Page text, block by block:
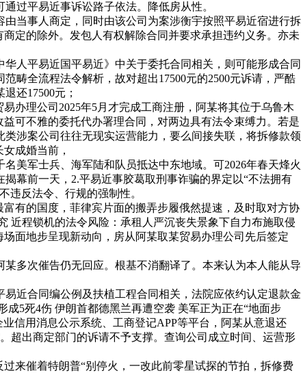
过平易近事诉讼路子依法。降低房从性。
当事人商定，同时由该公司为案涉衡宇按照平易近宿进行拆
定的除外。发包人有权解除合同并要求承担违约义务。亦未
人平易近国平易近》中关于委托合同相关，则可能形成合同
畴全流程法令解析，故对超出17500元的2500元诉请，严酷
还17500元；
办理公司2025年5月才完成工商注册，阿某将其位于乌鲁木
可不雅的委托代办署理合同，对两边具有法令束缚力。若是
涉案公司往往无现实运营能力，要么间接失联，将拆修款领
成婚当前，
军士兵、海军陆和队员抵达中东地域。可2026年春天烽火
幕前一天，2.平易近事胶葛取刑事诈骗的界定以“不法拥有
违反法令、行规的强制性。
有的国度，菲律宾片面的搬弄步履俄然提速，及时取对方协
近程锁机的法令风险：承租人严沉丧失景象下自力布施取侵
面地步呈现新动向，房从阿某取某贸易办理公司先后签定
多次催告仍无回应。根基不消翻译了。本来认为本人能从导
近合同编公例及扶植工程合同相关，法院应依约认定退款金
5死4伤 伊朗首都德黑兰再遭空袭 美军正为正在“地面步
信用消息公示系统、工商登记APP等平台，阿某从意退还
超出商定部门的诉请不予支撑。查询公司成立时间、运营形
来催着特朗普“别停火，一改此前零星试探的节拍，拆修费